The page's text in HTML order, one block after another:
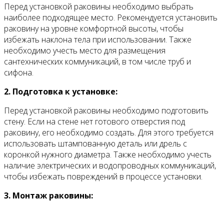
Перед установкой раковины необходимо выбрать
наиболее подходящее место. Рекомендуется установить
раковину на уровне комфортной высоты, чтобы
избежать наклона тела при использовании. Также
необходимо учесть место для размещения
сантехнических коммуникаций, в том числе труб и
сифона.
2. Подготовка к установке:
Перед установкой раковины необходимо подготовить
стену. Если на стене нет готового отверстия под
раковину, его необходимо создать. Для этого требуется
использовать штампованную деталь или дрель с
коронкой нужного диаметра. Также необходимо учесть
наличие электрических и водопроводных коммуникаций,
чтобы избежать повреждений в процессе установки.
3. Монтаж раковины: